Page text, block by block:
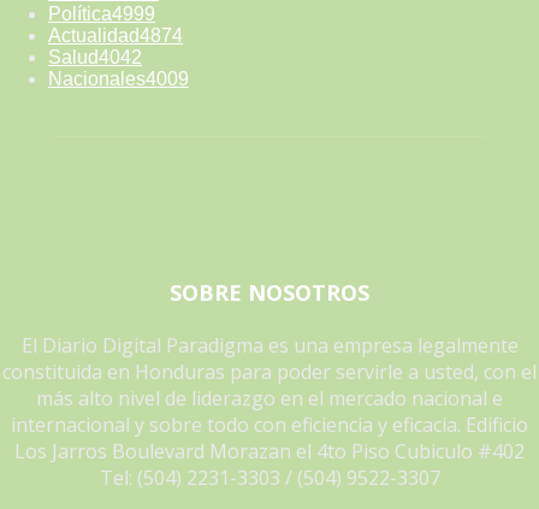
Política4999
Actualidad4874
Salud4042
Nacionales4009
SOBRE NOSOTROS
El Diario Digital Paradigma es una empresa legalmente
constituida en Honduras para poder servirle a usted, con el
más alto nivel de liderazgo en el mercado nacional e
internacional y sobre todo con eficiencia y eficacia. Edificio
Los Jarros Boulevard Morazan el 4to Piso Cubiculo #402
Tel: (504) 2231-3303 / (504) 9522-3307